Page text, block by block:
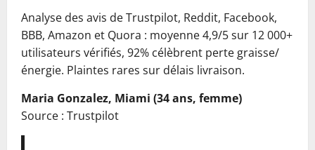
Analyse des avis de Trustpilot, Reddit, Facebook,
BBB, Amazon et Quora : moyenne 4,9/5 sur 12 000+
utilisateurs vérifiés, 92% célèbrent perte graisse/
énergie. Plaintes rares sur délais livraison.
Maria Gonzalez, Miami (34 ans, femme)
Source : Trustpilot